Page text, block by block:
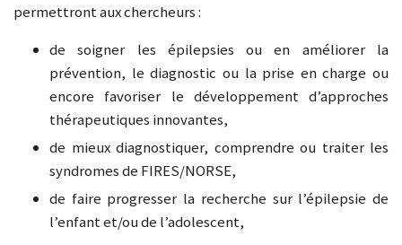
permettront aux chercheurs :
de soigner les épilepsies ou en améliorer la
prévention, le diagnostic ou la prise en charge ou
encore favoriser le développement d’approches
thérapeutiques innovantes,
de mieux diagnostiquer, comprendre ou traiter les
syndromes de FIRES/NORSE,
de faire progresser la recherche sur l’épilepsie de
l’enfant et/ou de l’adolescent,